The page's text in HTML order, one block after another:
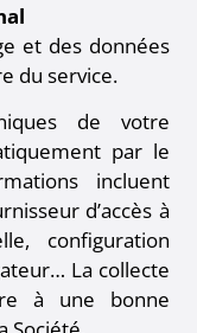
et des données
du service.
de votre
par le
incluent
d’accès à
configuration
La collecte
à une bonne